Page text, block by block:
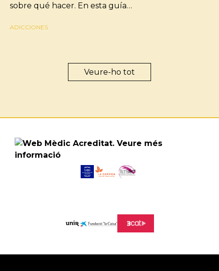
sobre qué hacer. En esta guía…
ADICCIONES
Veure-ho tot